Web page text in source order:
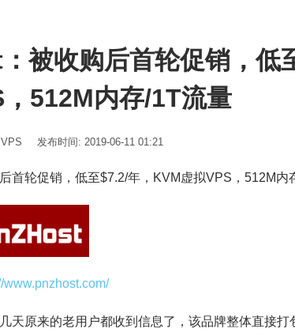
被收购后首轮促销，低
512M内存/1T流量
VPS 发布时间: 2019-06-11 01:21
首轮促销，低至$7.2/年，KVM虚拟VPS，512M内
www.pnzhost.com/
天原来的老用户都收到信息了，该品牌整体直接